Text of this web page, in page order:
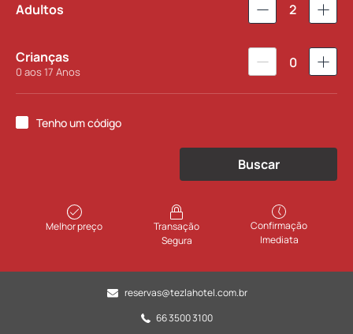
Adultos 2
Crianças
0 aos 17 Anos
0
Tenho um código
Buscar
Melhor preço
Transação
Segura
Confirmação
Imediata
reservas@tezlahotel.com.br
66 3500 3100